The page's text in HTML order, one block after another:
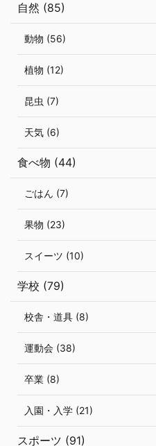
自然 (85)
動物 (56)
植物 (12)
昆虫 (7)
天気 (6)
食べ物 (44)
ごはん (7)
果物 (23)
スイーツ (10)
学校 (79)
校舎・道具 (8)
運動会 (38)
卒業 (8)
入園・入学 (21)
スポーツ (91)